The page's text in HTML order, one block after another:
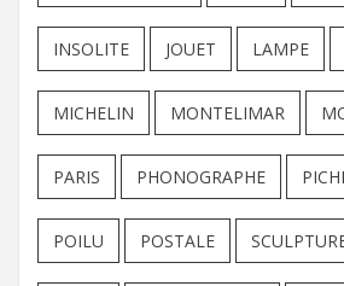
INSOLITE JOUET LAMPE
MICHELIN MONTELIMAR
PARIS PHONOGRAPHE
POILU POSTALE